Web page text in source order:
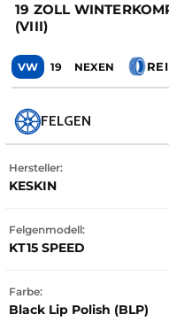
19 ZOLL
(VIII)
VW 19 NEXEN
FELGEN
Hersteller:
KESKIN
Felgenmodell:
KT15 SPEED
Farbe:
Black Lip Polish (BLP)